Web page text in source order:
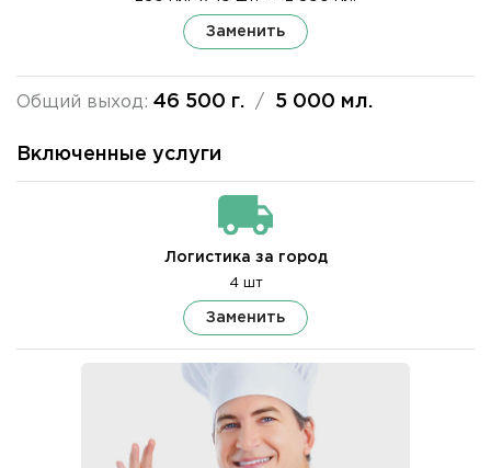
Заменить
Общий выход: 46 500 г. / 5 000 мл.
Включенные услуги
Логистика за город
4 шт
Заменить